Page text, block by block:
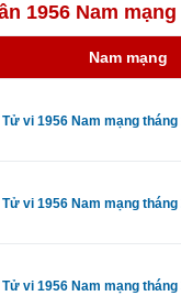
1956 Nam
Nam mạng
Tử vi 1956 Nam mạng tháng
Tử vi 1956 Nam mạng tháng
Tử vi 1956 Nam mạng tháng